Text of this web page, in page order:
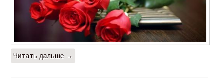
Читать дальше →